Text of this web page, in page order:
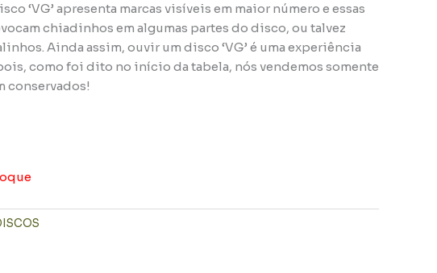
‘VG’ apresenta marcas visíveis em maior número e essas
chiadinhos em algumas partes do disco, ou talvez
Ainda assim, ouvir um disco ‘VG’ é uma experiência
como foi dito no início da tabela, nós vendemos somente
conservados!